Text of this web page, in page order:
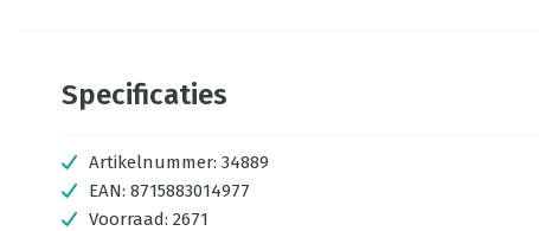
Specificaties
Artikelnummer: 34889
EAN: 8715883014977
Voorraad: 2671